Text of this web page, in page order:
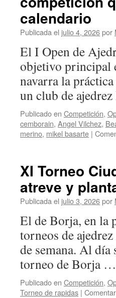
calendario
Publicada el julio 4, 2026por
El I Open de
objetivo principal
navarra la
un club de
Publicado en Competición,
cemborain, Angel Vilchez,
merino, mikel basarte |
XI Torneo
atreve y
Publicada el julio 3, 2026por
El de Borja, en la
torneos de
de semana. Al
torneo de Borja …
Publicado en Competición,
Torneo de rapidas |